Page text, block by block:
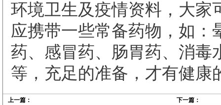
环境卫生及疫情资料，大家
应携带一些常备药物，如：
药、感冒药、肠胃药、消毒
等，充足的准备，才有健康
上一篇： 下一篇：